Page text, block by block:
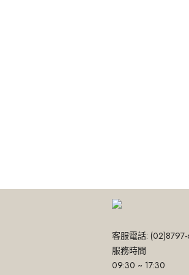
客服電話: (02)8797-
服務時間
09:30 ~ 17:30